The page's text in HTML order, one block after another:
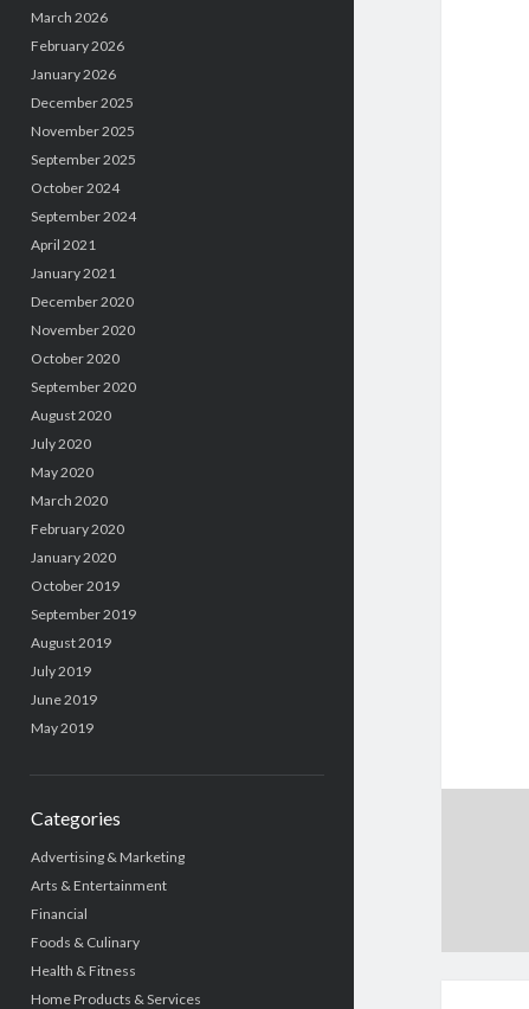
March 2026
February 2026
January 2026
December 2025
November 2025
September 2025
October 2024
September 2024
April 2021
January 2021
December 2020
November 2020
October 2020
September 2020
August 2020
July 2020
May 2020
March 2020
February 2020
January 2020
October 2019
September 2019
August 2019
July 2019
June 2019
May 2019
Categories
Advertising & Marketing
Arts & Entertainment
Financial
Foods & Culinary
Health & Fitness
Home Products & Services